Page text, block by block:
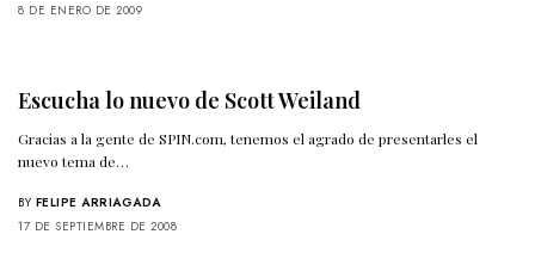
8 DE ENERO DE 2009
Escucha lo nuevo de Scott Weiland
Gracias a la gente de SPIN.com, tenemos el agrado de presentarles el
nuevo tema de…
BY FELIPE ARRIAGADA
17 DE SEPTIEMBRE DE 2008